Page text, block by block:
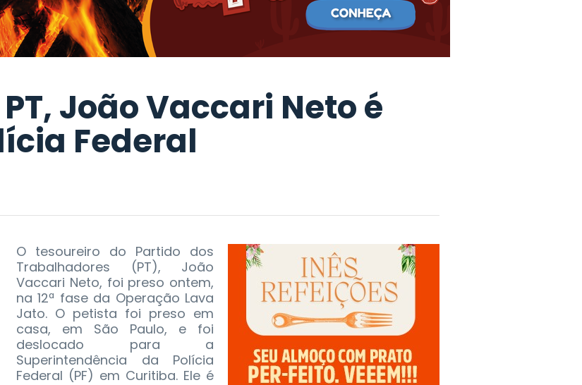
João Vaccari Neto é
Federal
O tesoureiro do Partido dos
Trabalhadores (PT), João
Vaccari Neto, foi preso ontem,
na 12ª fase da Operação Lava
Jato. O petista foi preso em
casa, em São Paulo, e foi
deslocado para a
Superintendência da Polícia
Federal (PF) em Curitiba. Ele é